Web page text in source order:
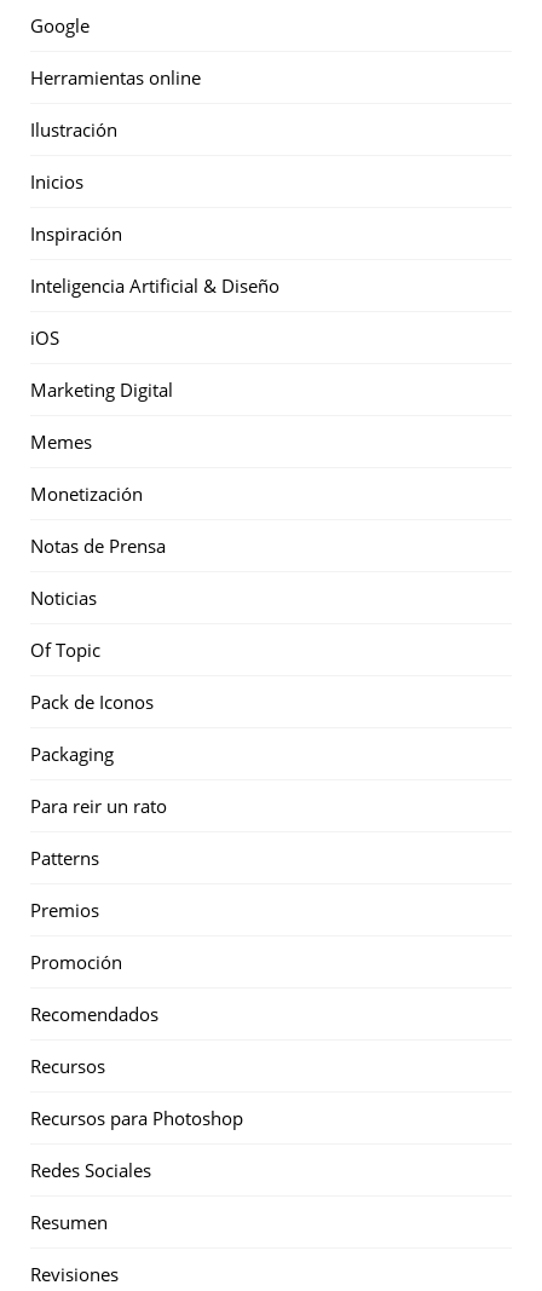
Google
Herramientas online
Ilustración
Inicios
Inspiración
Inteligencia Artificial & Diseño
iOS
Marketing Digital
Memes
Monetización
Notas de Prensa
Noticias
Of Topic
Pack de Iconos
Packaging
Para reir un rato
Patterns
Premios
Promoción
Recomendados
Recursos
Recursos para Photoshop
Redes Sociales
Resumen
Revisiones